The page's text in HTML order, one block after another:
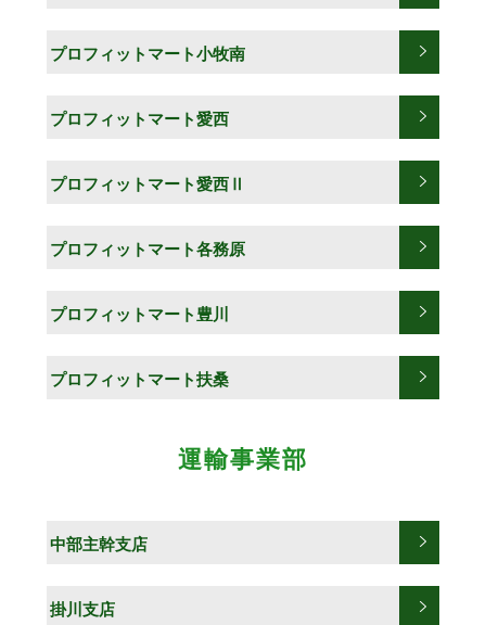
プロフィットマート小牧南
プロフィットマート愛西
プロフィットマート愛西Ⅱ
プロフィットマート各務原
プロフィットマート豊川
プロフィットマート扶桑
運輸事業部
中部主幹支店
掛川支店